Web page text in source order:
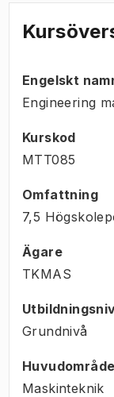
Engelskt
Engineering
Kurskod
MTT085
Omfattning
7,5
Ägare
TKMAS
Grundnivå
Huvudområde
Maskinteknik